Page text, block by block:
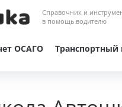
Справочник и
в помощь водителю
ОСАГО Транспортный